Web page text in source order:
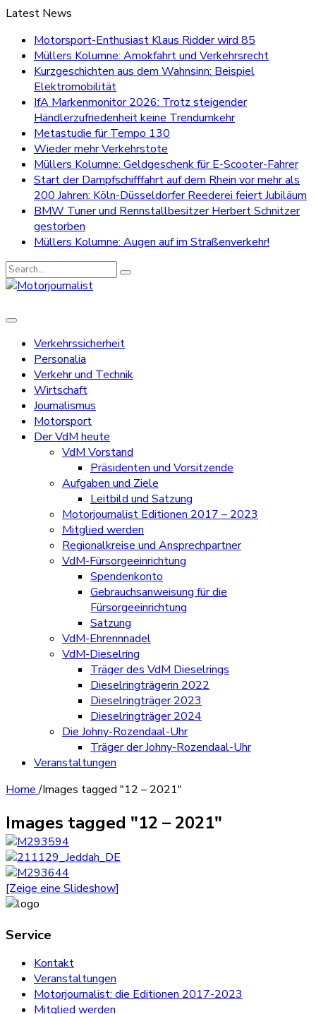
Latest News
Motorsport-Enthusiast Klaus Ridder wird 85
Müllers Kolumne: Amokfahrt und Verkehrsrecht
Kurzgeschichten aus dem Wahnsinn: Beispiel
Elektromobilität
IfA Markenmonitor 2026: Trotz steigender
Händlerzufriedenheit keine Trendumkehr
Metastudie für Tempo 130
Wieder mehr Verkehrstote
Müllers Kolumne: Geldgeschenk für E-Scooter-Fahrer
Start der Dampfschifffahrt auf dem Rhein vor mehr als
200 Jahren: Köln-Düsseldorfer Reederei feiert Jubiläum
BMW Tuner und Rennstallbesitzer Herbert Schnitzer
gestorben
Müllers Kolumne: Augen auf im Straßenverkehr!
Search
for:
Verkehrssicherheit
Personalia
Verkehr und Technik
Wirtschaft
Journalismus
Motorsport
Der VdM heute
VdM Vorstand
Präsidenten und Vorsitzende
Aufgaben und Ziele
Leitbild und Satzung
Motorjournalist Editionen 2017 – 2023
Mitglied werden
Regionalkreise und Ansprechpartner
VdM-Fürsorgeeinrichtung
Spendenkonto
Gebrauchsanweisung für die
Fürsorgeeinrichtung
Satzung
VdM-Ehrennnadel
VdM-Dieselring
Träger des VdM Dieselrings
Dieselringträgerin 2022
Dieselringträger 2023
Dieselringträger 2024
Die Johny-Rozendaal-Uhr
Träger der Johny-Rozendaal-Uhr
Veranstaltungen
Home/Images tagged "12 – 2021"
Images tagged "12 – 2021"
[Zeige eine Slideshow]
Service
Kontakt
Veranstaltungen
Motorjournalist: die Editionen 2017-2023
Mitglied werden